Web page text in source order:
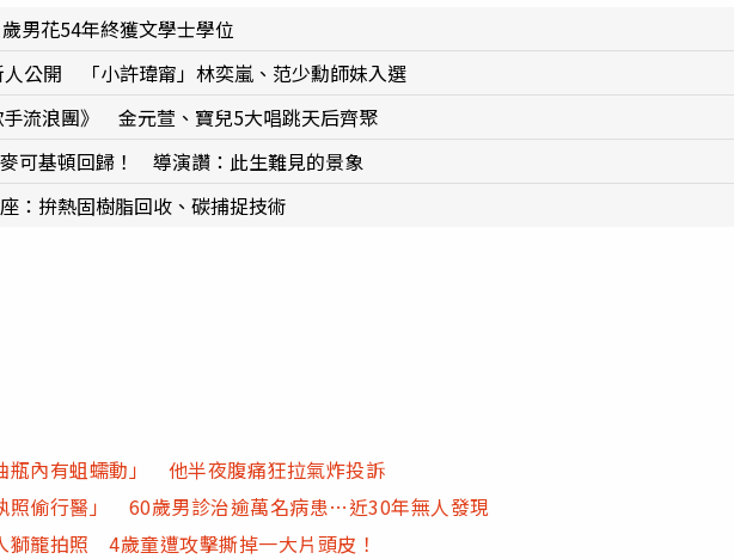
男花54年終獲文學士學位
人公開 「小許瑋甯」林奕嵐、范少勳師妹入選
手流浪團》 金元萱、寶兒5大唱跳天后齊聚
麥可基頓回歸！ 導演讚：此生難見的景象
：拚熱固樹脂回收、碳捕捉技術
瓶內有蛆蠕動」 他半夜腹痛狂拉氣炸投訴
照偷行醫」 60歲男診治逾萬名病患…近30年無人發現
獅籠拍照 4歲童遭攻擊撕掉一大片頭皮！